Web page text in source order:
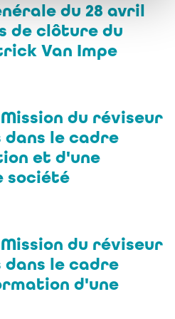
du 28 avril
de clôture du
Van Impe
Mission du réviseur
le cadre
et d'une
société
Mission du réviseur
le cadre
d'une